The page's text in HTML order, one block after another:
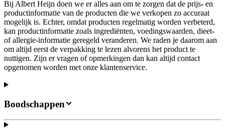
Bij Albert Heijn doen we er alles aan om te zorgen dat de prijs- en
productinformatie van de producten die we verkopen zo accuraat
mogelijk is. Echter, omdat producten regelmatig worden verbeterd,
kan productinformatie zoals ingrediënten, voedingswaarden, dieet-
of allergie-informatie geregeld veranderen. We raden je daarom aan
om altijd eerst de verpakking te lezen alvorens het product te
nuttigen. Zijn er vragen of opmerkingen dan kan altijd contact
opgenomen worden met onze klantenservice.
Boodschappen